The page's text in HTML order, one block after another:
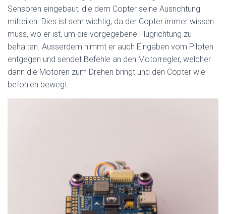
Sensoren eingebaut, die dem Copter seine Ausrichtung
mitteilen. Dies ist sehr wichtig, da der Copter immer wissen
muss, wo er ist, um die vorgegebene Flugrichtung zu
behalten. Ausserdem nimmt er auch Eingaben vom Piloten
entgegen und sendet Befehle an den Motorregler, welcher
dann die Motoren zum Drehen bringt und den Copter wie
befohlen bewegt.